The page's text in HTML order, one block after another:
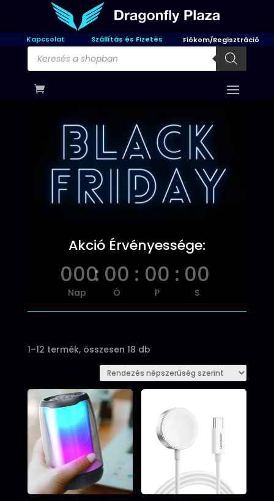
Kapcsolat Szállítás és Fizetés Fiókom/Regisztráció
Products
search
Akció Érvényessége:
000
Nap
: 00
Ó
: 00
P
: 00
S
1–12 termék, összesen 18 dbSorted
by
popularity